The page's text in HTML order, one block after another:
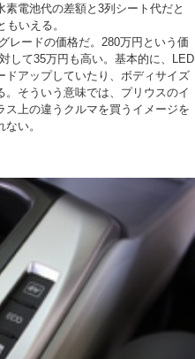
電池代の差額と3列シート代だと
いえる。
レードの価格だ。280万円という価
して35万円も高い。基本的に、LED
アップしていたり、ボディサイズ
そういう意味では、プリウスのイ
ス上の違うクルマを買うイメージを
い。